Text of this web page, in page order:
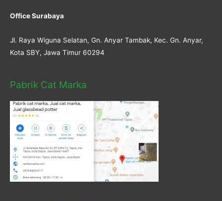
Office Surabaya
Jl. Raya Wiguna Selatan, Gn. Anyar Tambak, Kec. Gn. Anyar,
Kota SBY, Jawa Timur 60294
Pabrik Cat Marka